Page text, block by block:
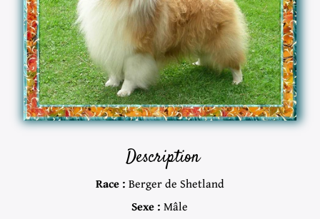
Description
Race : Berger de Shetland
Sexe : Mâle